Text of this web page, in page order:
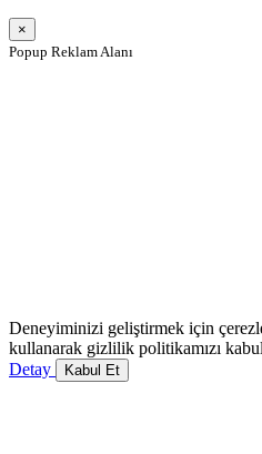
×
Popup Reklam Alanı
Deneyiminizi geliştirmek için
kullanarak gizlilik politikamızı
Detay
Kabul Et